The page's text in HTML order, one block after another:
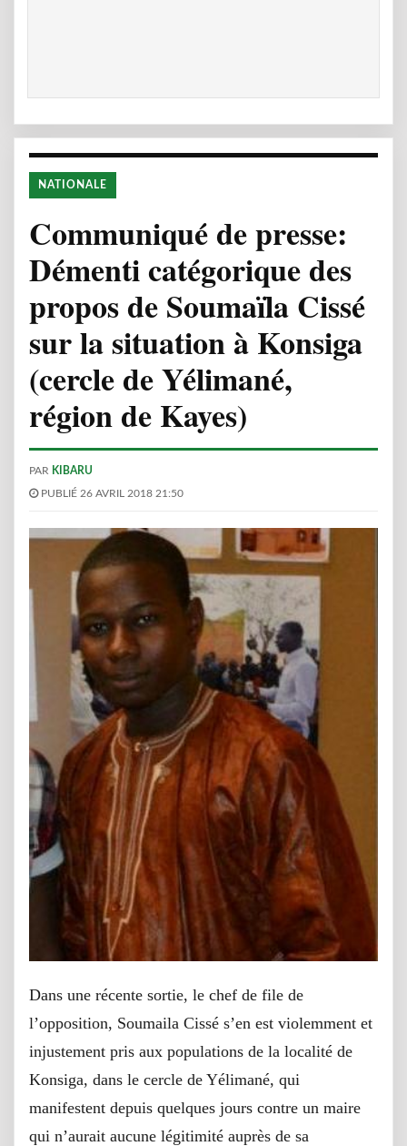
NATIONALE
Communiqué de presse:
Démenti catégorique des
propos de Soumaïla Cissé
sur la situation à Konsiga
(cercle de Yélimané,
région de Kayes)
PAR KIBARU
PUBLIÉ 26 AVRIL 2018 21:50
Dans une récente sortie, le chef de file de
l’opposition, Soumaila Cissé s’en est violemment et
injustement pris aux populations de la localité de
Konsiga, dans le cercle de Yélimané, qui
manifestent depuis quelques jours contre un maire
qui n’aurait aucune légitimité auprès de sa